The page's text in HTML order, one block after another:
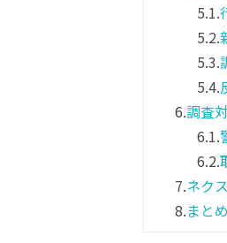
5.1.
5.2.
5.3.
5.4.
6.調査
6.1.
6.2.
7.ネク
8.まとめ